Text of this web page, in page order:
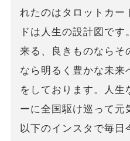
れたのはタロットカー
ドは人生の設計図で
来る、良きものならそ
なら明るく豊かな未来
をしております。人生
ーに全国駆け巡って元
以下のインスタで毎日